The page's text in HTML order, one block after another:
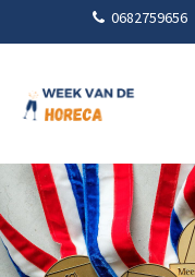
0682759656